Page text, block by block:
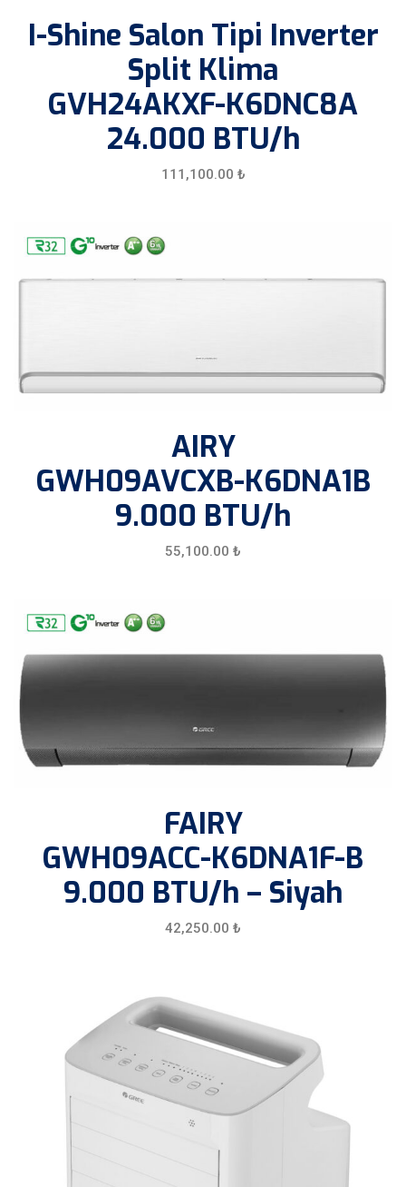
I-Shine Salon Tipi Inverter
Split Klima
GVH24AKXF-K6DNC8A
24.000 BTU/h
111,100.00 ₺
AIRY
GWH09AVCXB-K6DNA1B
9.000 BTU/h
55,100.00 ₺
FAIRY
GWH09ACC-K6DNA1F-B
9.000 BTU/h – Siyah
42,250.00 ₺